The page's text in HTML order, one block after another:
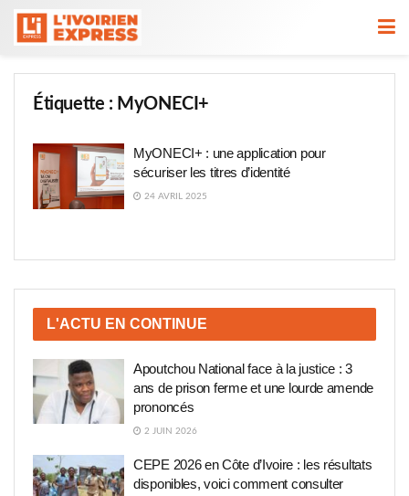
Étiquette : MyONECI+
MyONECI+ : une application pour
sécuriser les titres d’identité
24 AVRIL 2025
L'ACTU EN CONTINUE
Apoutchou National face à la justice : 3
ans de prison ferme et une lourde amende
prononcés
2 JUIN 2026
CEPE 2026 en Côte d’Ivoire : les résultats
disponibles, voici comment consulter